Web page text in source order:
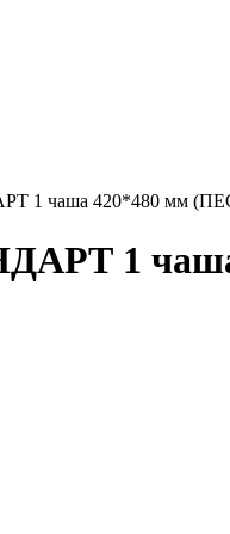
1 чаша 420*480 мм
1